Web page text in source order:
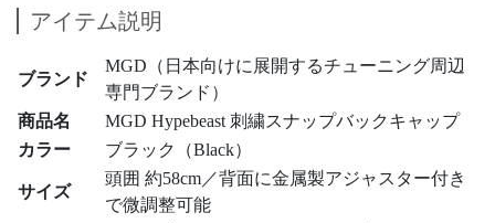
アイテム説明
ブランド
MGD（日本向けに展開するチューニング周辺
専門ブランド）
商品名
MGD Hypebeast 刺繍スナップバックキャップ
カラー
ブラック（Black）
サイズ
頭囲 約58cm／背面に金属製アジャスター付き
で微調整可能